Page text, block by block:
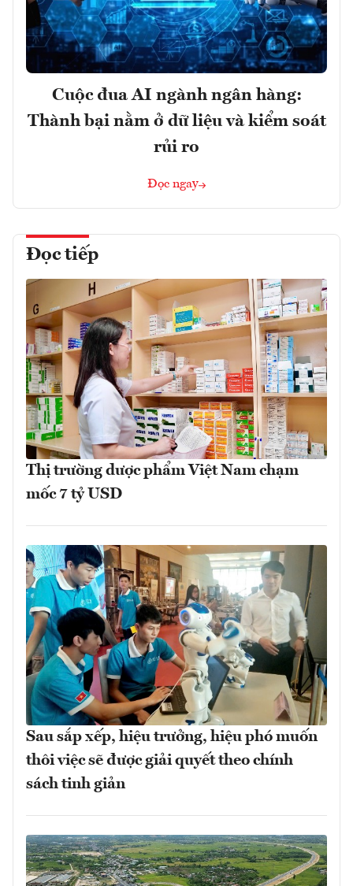
Cuộc đua AI ngành ngân hàng:
Thành bại nằm ở dữ liệu và kiểm soát
rủi ro
Đọc ngay
Đọc tiếp
Thị trường dược phẩm Việt Nam chạm
mốc 7 tỷ USD
Sau sắp xếp, hiệu trưởng, hiệu phó muốn
thôi việc sẽ được giải quyết theo chính
sách tinh giản